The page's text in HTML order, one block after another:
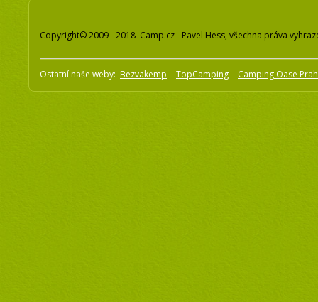
Copyright© 2009 - 2018 Camp.cz - Pavel Hess, všechna práva
Ostatní naše weby: Bezvakemp TopCamping Camping Oase